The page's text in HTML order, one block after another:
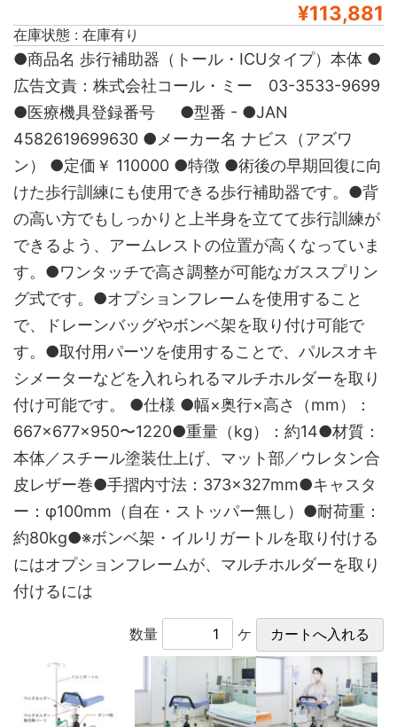
¥113,881
在庫状態 : 在庫有り
●商品名 歩行補助器（トール・ICUタイプ）本体 ●
広告文責：株式会社コール・ミー 03-3533-9699
●医療機具登録番号 ●型番 - ●JAN
4582619699630 ●メーカー名 ナビス（アズワ
ン） ●定価￥ 110000 ●特徴 ●術後の早期回復に向
けた歩行訓練にも使用できる歩行補助器です。●背
の高い方でもしっかりと上半身を立てて歩行訓練が
できるよう、アームレストの位置が高くなっていま
す。●ワンタッチで高さ調整が可能なガススプリン
グ式です。●オプションフレームを使用すること
で、ドレーンバッグやボンベ架を取り付け可能で
す。●取付用パーツを使用することで、パルスオキ
シメーターなどを入れられるマルチホルダーを取り
付け可能です。 ●仕様 ●幅×奥行×高さ（mm）：
667×677×950〜1220●重量（kg）：約14●材質：
本体／スチール塗装仕上げ、マット部／ウレタン合
皮レザー巻●手摺内寸法：373×327mm●キャスタ
ー：φ100mm（自在・ストッパー無し）●耐荷重：
約80kg●※ボンベ架・イルリガートルを取り付ける
にはオプションフレームが、マルチホルダーを取り
付けるには
数量 ケ